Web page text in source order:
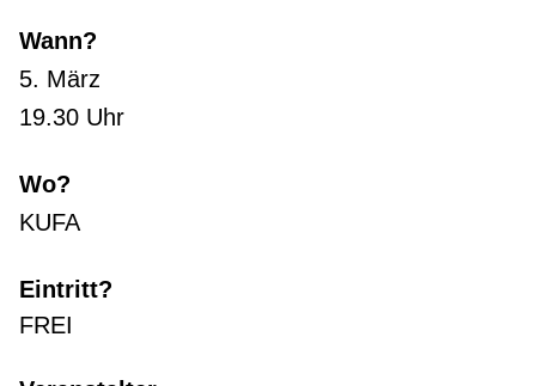
Wann?
5. März
19.30 Uhr
Wo?
KUFA
Eintritt?
FREI